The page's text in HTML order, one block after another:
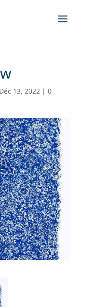
Déc 13, 2022| 0